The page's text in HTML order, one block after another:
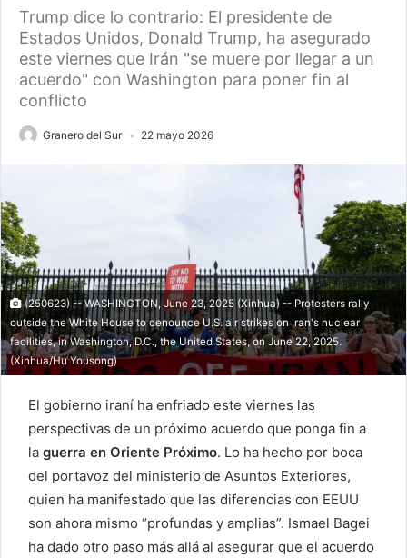
Trump dice lo contrario: El presidente de
Estados Unidos, Donald Trump, ha asegurado
este viernes que Irán "se muere por llegar a un
acuerdo" con Washington para poner fin al
conflicto
Granero del Sur 22 mayo 2026
(250623) -- WASHINGTON, June 23, 2025 (Xinhua) -- Protesters rally
outside the White House to denounce U.S. air strikes on Iran's nuclear
facilities, in Washington, D.C., the United States, on June 22, 2025.
(Xinhua/Hu Yousong)
El gobierno iraní ha enfriado este viernes las
perspectivas de un próximo acuerdo que ponga fin a
la guerra en Oriente Próximo. Lo ha hecho por boca
del portavoz del ministerio de Asuntos Exteriores,
quien ha manifestado que las diferencias con EEUU
son ahora mismo “profundas y amplias”. Ismael Bagei
ha dado otro paso más allá al asegurar que el acuerdo